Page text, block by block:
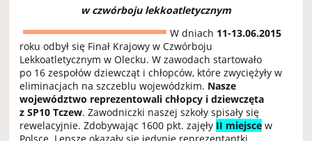
w czwórboju lekkoatletycznym
W dniach 11-13.06.2015
roku odbył się Finał Krajowy w Czwórboju
Lekkoatletycznym w Olecku. W zawodach startowało
po 16 zespołów dziewcząt i chłopców, które zwyciężyły w
eliminacjach na szczeblu wojewódzkim. Nasze
województwo reprezentowali chłopcy i dziewczęta
z SP10 Tczew. Zawodniczki naszej szkoły spisały się
rewelacyjnie. Zdobywając 1600 pkt. zajęły II miejsce w
Polsce. Lepsze okazały się jedynie reprezentantki